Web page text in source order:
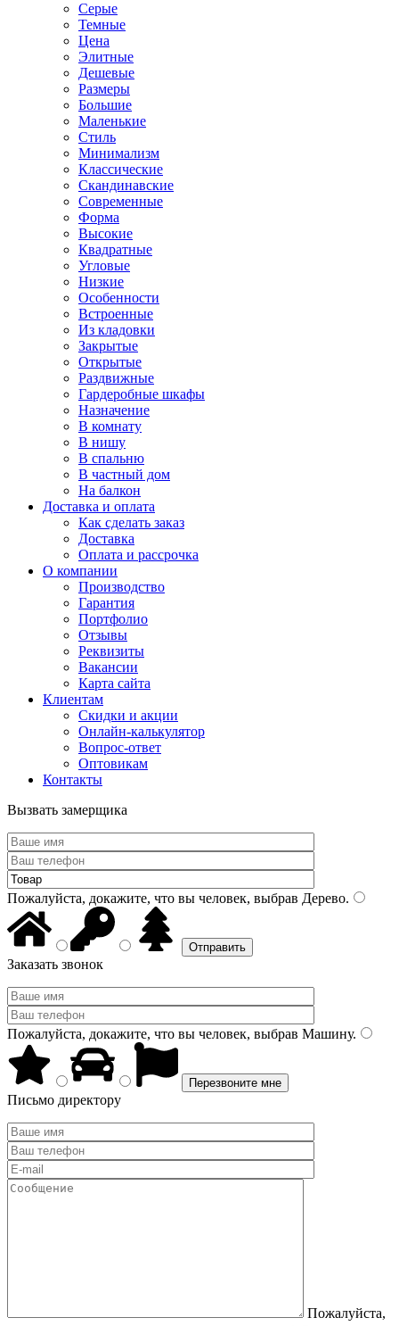
Серые
Темные
Цена
Элитные
Дешевые
Размеры
Большие
Маленькие
Стиль
Минимализм
Классические
Скандинавские
Современные
Форма
Высокие
Квадратные
Угловые
Низкие
Особенности
Встроенные
Из кладовки
Закрытые
Открытые
Раздвижные
Гардеробные шкафы
Назначение
В комнату
В нишу
В спальню
В частный дом
На балкон
Доставка и оплата
Как сделать заказ
Доставка
Оплата и рассрочка
О компании
Производство
Гарантия
Портфолио
Отзывы
Реквизиты
Вакансии
Карта сайта
Клиентам
Скидки и акции
Онлайн-калькулятор
Вопрос-ответ
Оптовикам
Контакты
Вызвать замерщика
Пожалуйста, докажите, что вы человек, выбрав Дерево.
Заказать звонок
Пожалуйста, докажите, что вы человек, выбрав Машину.
Письмо директору
Пожалуйста,